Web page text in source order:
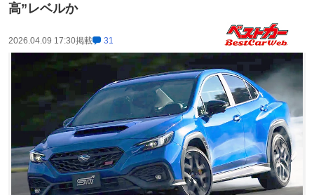
高”レベルか
2026.04.09 17:30掲載 31